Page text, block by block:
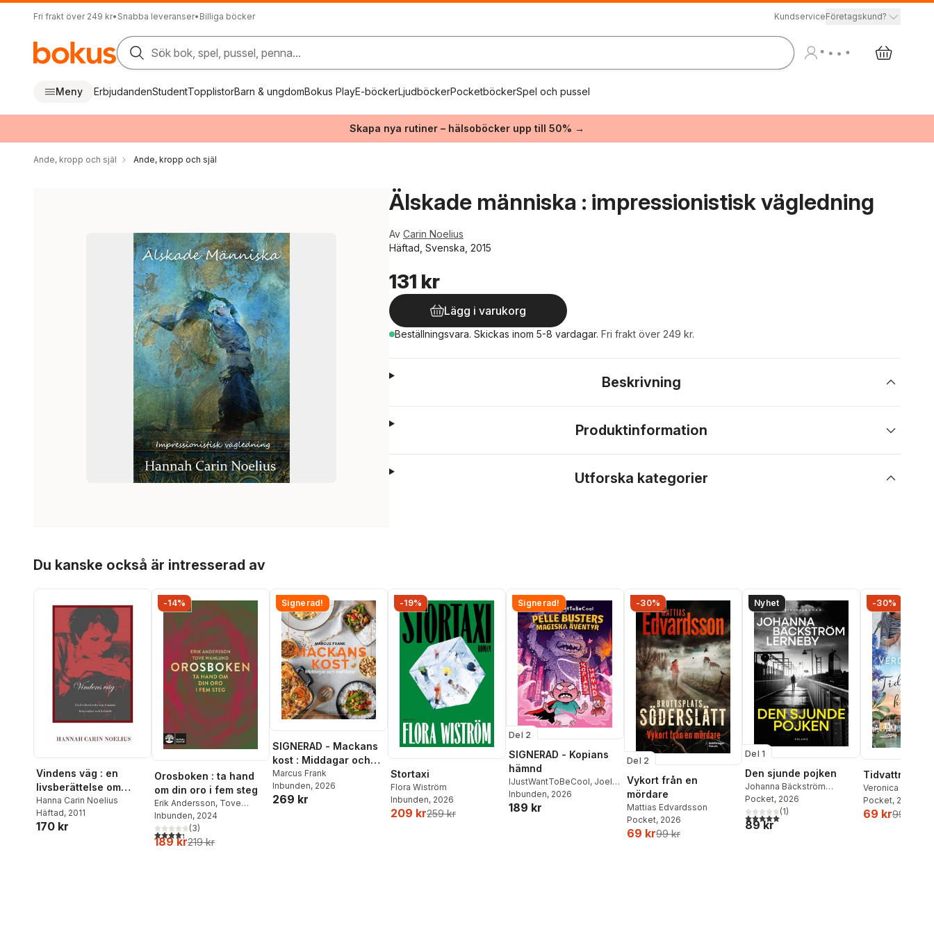
Fri frakt över 249 kr• Snabba leveranser• Billiga böcker KundserviceFöretagskund?
Sök bok, spel, pussel, penna...
Meny ErbjudandenStudentTopplistorBarn & ungdomBokus PlayE-böckerLjudböckerPocketböckerSpel och pussel
Skapa nya rutiner – hälsoböcker upp till 50% →
Ande, kropp och själ Ande, kropp och själ
Älskade människa : impressionistisk vägledning
Av Carin Noelius
Häftad, Svenska, 2015
131 kr
Lägg i varukorg
Beställningsvara. Skickas inom 5-8 vardagar. Fri frakt över 249 kr.
Beskrivning
Produktinformation
Utforska kategorier
Du kanske också är intresserad av
Vindens väg : en
livsberättelse om
feminin brustenhet
och helande
Hanna Carin Noelius
Häftad, 2011
170 kr
-14%
Orosboken : ta hand
om din oro i fem steg
Erik Andersson, Tove
Wahlund
Inbunden, 2024
4,3utav 5 stjärnor. Totalt antal röster:
(3)
189 kr219 kr
Signerad!
SIGNERAD - Mackans
kost : Middagar och
matlådor
Marcus Frank
Inbunden, 2026
269 kr
-19%
Stortaxi
Flora Wiström
Inbunden, 2026
209 kr259 kr
Signerad!
Del 2
SIGNERAD - Kopians
hämnd
IJustWantToBeCool, Joel
Adolphson,Emil Ejdemo
Beer ,Victor Beer
Inbunden, 2026
189 kr
-30%
Del 2
Vykort från en
mördare
Mattias Edvardsson
Pocket, 2026
69 kr99 kr
Nyhet
Del 1
Den sjunde pojken
Johanna Bäckström
Lerneby
Pocket, 2026
5,0utav 5 stjärnor. Totalt antal röster:
(1)
89 kr
-30%
Tidvattnets
Veronica Henry
Pocket, 2026
69 kr99 kr